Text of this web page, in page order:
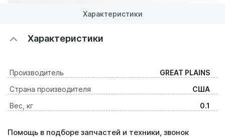
Характеристики
Характеристики
Производитель
GREAT PLAINS
Страна производителя
США
Вес, кг
0.1
Помощь в подборе запчастей и техники, звонок